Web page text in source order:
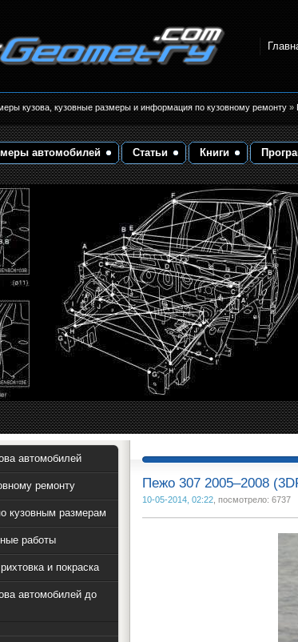
размеры. Геометрия кузова
кузова, кузовные размеры и информация по кузовному ремонту»
автомобилей Статьи Книги
Пежо 307 2005–2008
10-05-2014, 02:22, посмотрело: 6737
автомобилей
ремонту
кузовным размерам
работы
и покраска
автомобилей до